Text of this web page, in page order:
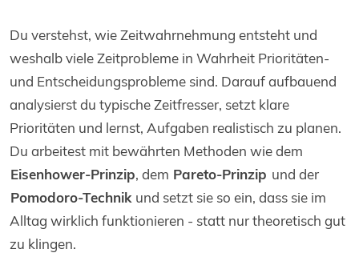
Du verstehst, wie Zeitwahrnehmung entsteht und
weshalb viele Zeitprobleme in Wahrheit Prioritäten-
und Entscheidungsprobleme sind. Darauf aufbauend
analysierst du typische Zeitfresser, setzt klare
Prioritäten und lernst, Aufgaben realistisch zu planen.
Du arbeitest mit bewährten Methoden wie dem
Eisenhower-Prinzip, dem Pareto-Prinzip und der
Pomodoro-Technik und setzt sie so ein, dass sie im
Alltag wirklich funktionieren - statt nur theoretisch gut
zu klingen.